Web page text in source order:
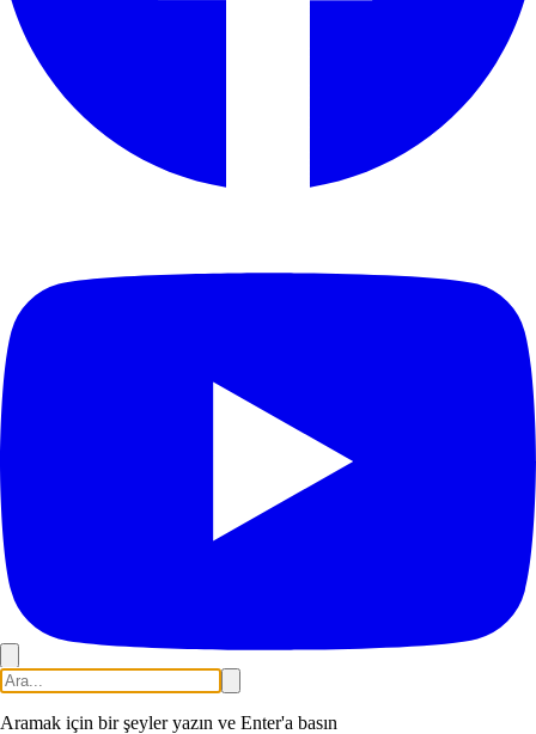
Aramak için bir şeyler yazın ve Enter'a basın